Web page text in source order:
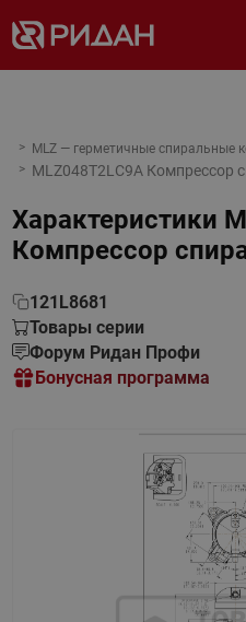
MLZ — герметичные спиральные
MLZ048T2LC9A Компрессор
Характеристики
Компрессор
121L8681
Товары серии
Форум Ридан Профи
Бонусная программа